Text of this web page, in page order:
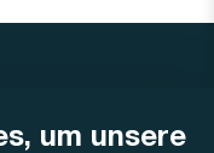
um unsere